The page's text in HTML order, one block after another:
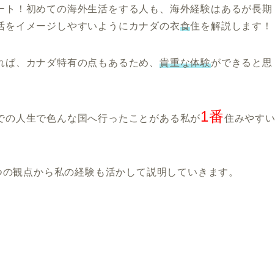
ト！初めての海外生活をする人も、海外経験はあるが長期
イメージしやすいようにカナダの衣食住 を解説します！
、カナダ特有の点もあるため、 貴重な体験ができると思
人生で色んな国へ行ったことがある私が1番住みやすい
の観点から私の経験も活かして説明していきます。